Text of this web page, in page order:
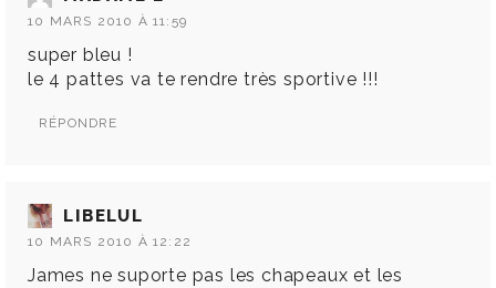
10 MARS 2010 À 11:59
super bleu !
le 4 pattes va te rendre très sportive !!!
RÉPONDRE
LIBELUL
10 MARS 2010 À 12:22
James ne suporte pas les chapeaux et les